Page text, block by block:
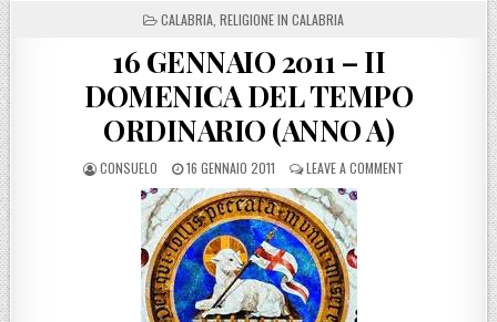
POSTED IN
CALABRIA, RELIGIONE IN CALABRIA
16 GENNAIO 2011 – II
DOMENICA DEL TEMPO
ORDINARIO (ANNO A)
POSTED BY
CONSUELO POSTED ON
16 GENNAIO 2011 LEAVE A COMMENTON 16 GENNAIO